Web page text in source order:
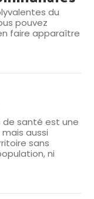
du
pouvez
faire apparaître
de santé est une
aussi
sans
ni